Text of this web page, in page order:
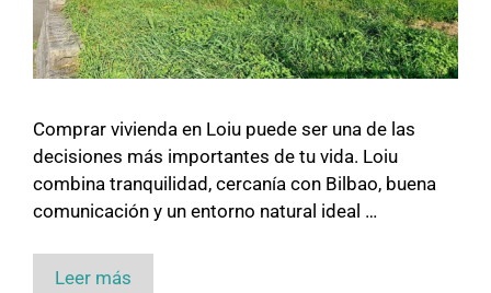
Comprar vivienda en Loiu puede ser una de las
decisiones más importantes de tu vida. Loiu
combina tranquilidad, cercanía con Bilbao, buena
comunicación y un entorno natural ideal …
Leer más